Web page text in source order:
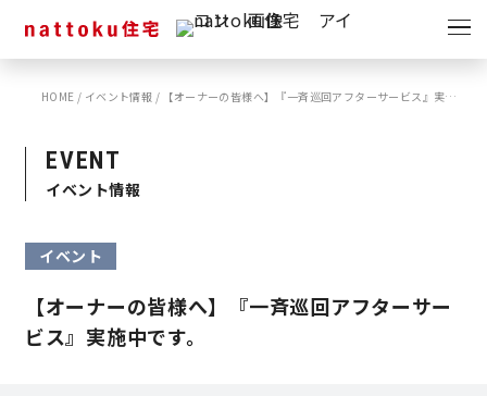
イベント
キャンペーン
ショールーム
モデルハウス
スタッフブログ
HOME / イベント情報 / 【オーナーの皆様へ】『一斉巡回アフターサービス』実施中です。
EVENT
イベント情報
イベント
【オーナーの皆様へ】『一斉巡回アフターサー
ビス』実施中です。